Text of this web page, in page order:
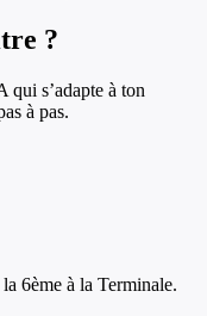
?
qui s’adapte à ton
à pas.
6ème à la Terminale.